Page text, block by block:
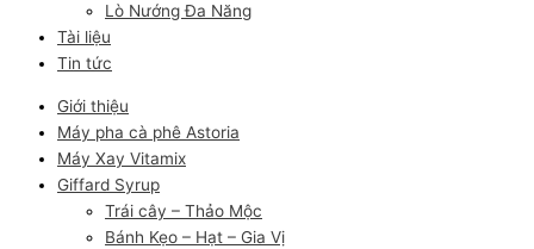
Lò Nướng Đa Năng
Tài liệu
Tin tức
Giới thiệu
Máy pha cà phê Astoria
Máy Xay Vitamix
Giffard Syrup
Trái cây – Thảo Mộc
Bánh Kẹo – Hạt – Gia Vị